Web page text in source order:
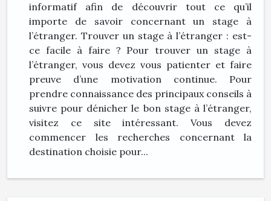
informatif afin de découvrir tout ce qu’il
importe de savoir concernant un stage à
l’étranger. Trouver un stage à l’étranger : est-
ce facile à faire ? Pour trouver un stage à
l’étranger, vous devez vous patienter et faire
preuve d’une motivation continue. Pour
prendre connaissance des principaux conseils à
suivre pour dénicher le bon stage à l’étranger,
visitez ce site intéressant. Vous devez
commencer les recherches concernant la
destination choisie pour...